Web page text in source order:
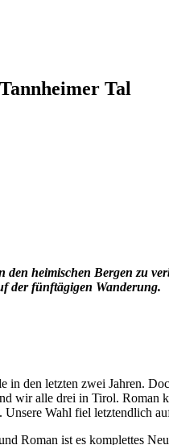
Tal
heimischen Bergen zu
der fünftägigen Wanderung.
den letzten zwei Jahren.
wir alle drei in Tirol.
Wahl fiel letztendlich
Roman ist es komplettes